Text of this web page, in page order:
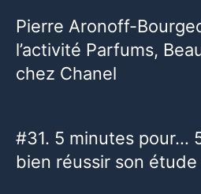
Pierre Aronoff-
l’activité Parfums,
chez Chanel
#31. 5 minutes pour…
bien réussir son